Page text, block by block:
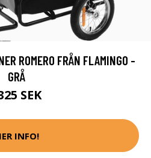
ROMERO FRÅN FLAMINGO -
GRÅ
SEK
INFO!